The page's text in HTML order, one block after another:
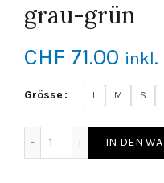
grau-grün
CHF 71.00 inkl.
Grösse L M S
IN DEN